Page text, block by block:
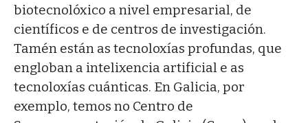
biotecnolóxico a nivel empresarial, de
científicos e de centros de investigación.
Tamén están as tecnoloxías profundas, que
engloban a intelixencia artificial e as
tecnoloxías cuánticas. En Galicia, por
exemplo, temos no Centro de